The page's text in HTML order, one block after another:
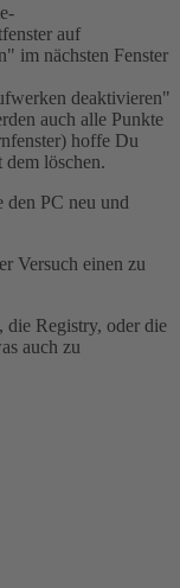
auf
im nächsten Fenster
deaktivieren"
auch alle Punkte
hoffe Du
dem löschen.
den PC neu und
Versuch einen zu
Registry, oder die
auch zu